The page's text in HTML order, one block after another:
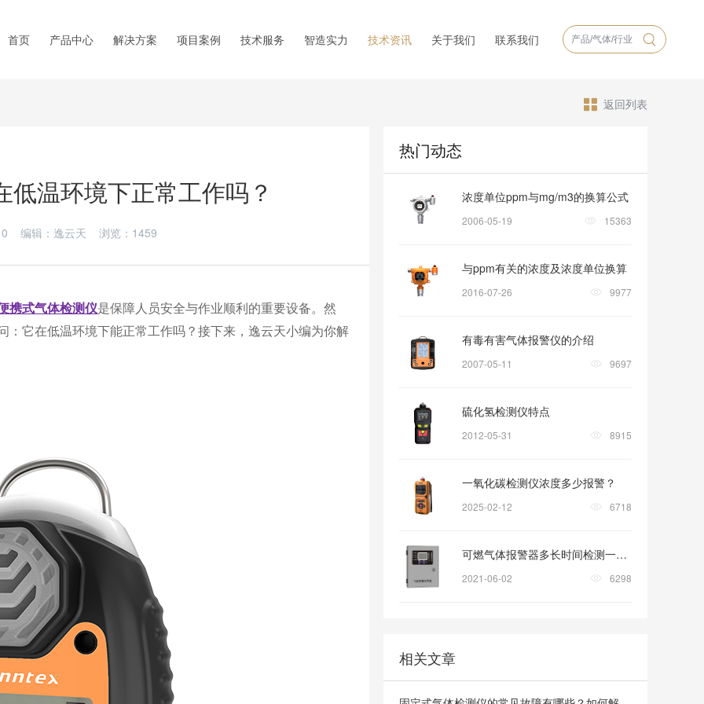
首页 产品中心 解决方案 项目案例 技术服务 智造实力 技术资讯 关于我们 联系我们
返回列表
温环境下正常工作吗？
编辑：逸云天 浏览： 1459
携式气体检测仪是保障人员安全与作业顺利的重要设备。然
：它在低温环境下能正常工作吗？接下来，逸云天小编为你解
热门动态
浓度单位ppm与mg/m3的换算公式
2006-05-19 15363
与ppm有关的浓度及浓度单位换算
2016-07-26 9977
有毒有害气体报警仪的介绍
2007-05-11 9697
硫化氢检测仪特点
2012-05-31 8915
一氧化碳检测仪浓度多少报警？
2025-02-12 6718
可燃气体报警器多长时间检测一次?
2021-06-02 6298
相关文章